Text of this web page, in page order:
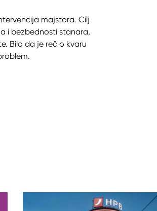
majstora. Cilj
i bezbednosti stanara,
Bilo da je reč o kvaru